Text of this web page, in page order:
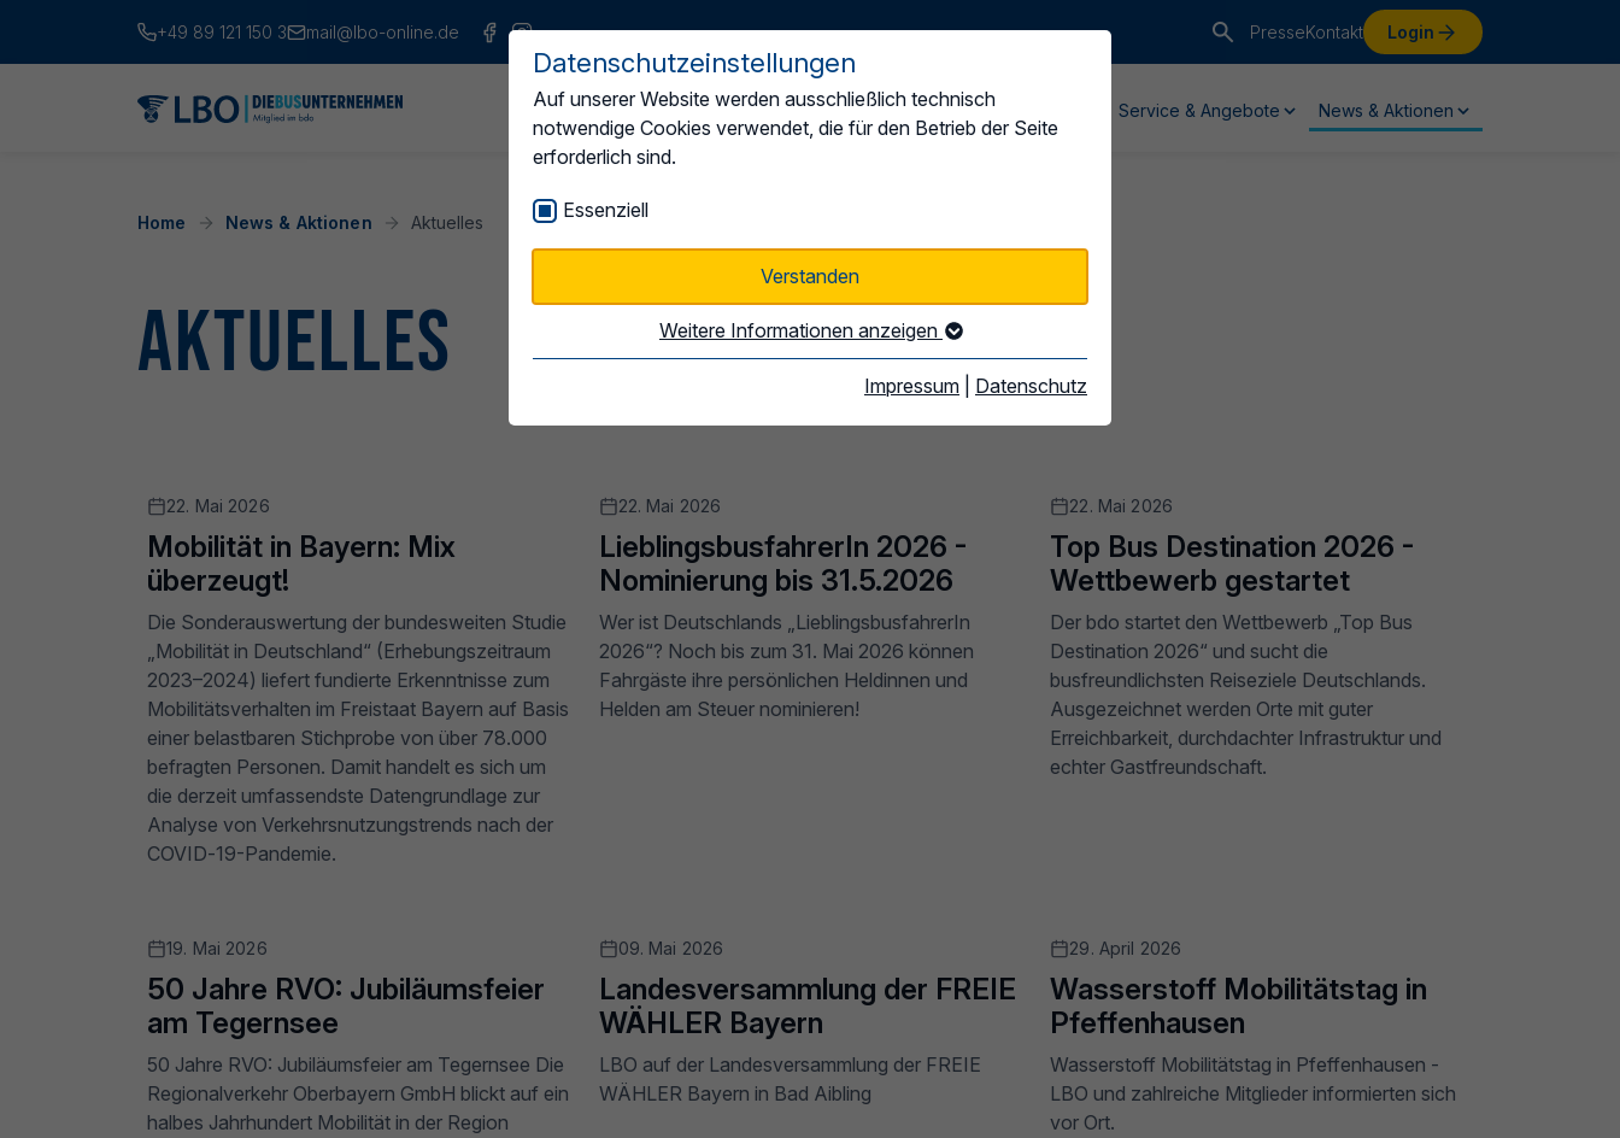
Datenschutzeinstellungen
Auf unserer Website werden ausschließlich technisch
notwendige Cookies verwendet, die für den Betrieb der Seite
erforderlich sind.
Essenziell
Verstanden
Weitere Informationen anzeigen
Impressum Datenschutz
+49 89 121 150 3 mail@lbo-online.de PresseKontakt Login
Der LBO Mitgliedschaft Themen & Positionen Service & Angebote News & Aktionen
Home News & Aktionen Aktuelles
Aktuelles
22. Mai 2026
Mobilität in Bayern: Mix
überzeugt!
Die Sonderauswertung der bundesweiten Studie
„Mobilität in Deutschland“ (Erhebungszeitraum
2023–2024) liefert fundierte Erkenntnisse zum
Mobilitätsverhalten im Freistaat Bayern auf Basis
einer belastbaren Stichprobe von über 78.000
befragten Personen. Damit handelt es sich um
die derzeit umfassendste Datengrundlage zur
Analyse von Verkehrsnutzungstrends nach der
COVID‑19-Pandemie.
22. Mai 2026
LieblingsbusfahrerIn 2026 -
Nominierung bis 31.5.2026
Wer ist Deutschlands „LieblingsbusfahrerIn
2026“? Noch bis zum 31. Mai 2026 können
Fahrgäste ihre persönlichen Heldinnen und
Helden am Steuer nominieren!
22. Mai 2026
Top Bus Destination 2026 -
Wettbewerb gestartet
Der bdo startet den Wettbewerb „Top Bus
Destination 2026“ und sucht die
busfreundlichsten Reiseziele Deutschlands.
Ausgezeichnet werden Orte mit guter
Erreichbarkeit, durchdachter Infrastruktur und
echter Gastfreundschaft.
19. Mai 2026
50 Jahre RVO: Jubiläumsfeier
am Tegernsee
50 Jahre RVO: Jubiläumsfeier am Tegernsee Die
Regionalverkehr Oberbayern GmbH blickt auf ein
halbes Jahrhundert Mobilität in der Region
09. Mai 2026
Landesversammlung der FREIE
WÄHLER Bayern
LBO auf der Landesversammlung der FREIE
WÄHLER Bayern in Bad Aibling
29. April 2026
Wasserstoff Mobilitätstag in
Pfeffenhausen
Wasserstoff Mobilitätstag in Pfeffenhausen -
LBO und zahlreiche Mitglieder informierten sich
vor Ort.